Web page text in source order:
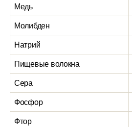
Медь
Молибден
Натрий
Пищевые волокна
Сера
Фосфор
Фтор